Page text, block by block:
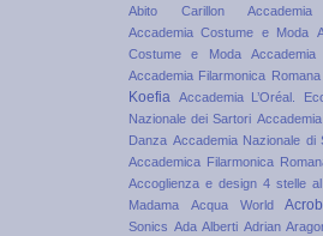
Abito Carillon
Accademia Costume e Moda
Costume e Moda
Accademia Filarmonica Romana
Koefia Accademia L’Oréal.
Nazionale dei Sartori
Danza Accademia Nazionale di
Accademica Filarmonica
Accoglienza e design 4 stelle
Madama
Acqua World
Sonics Ada Alberti Adrian